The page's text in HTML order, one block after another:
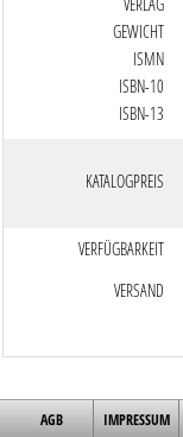
GEWICHT
ISMN
ISBN-10
ISBN-13
KATALOGPREIS
VERFÜGBARKEIT
VERSAND
AGB IMPRESSUM